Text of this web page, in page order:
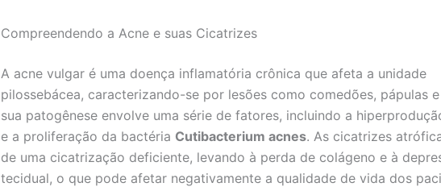
Compreendendo a Acne e suas Cicatrizes
A acne vulgar é uma doença inflamatória crônica que afeta a unidade
pilossebácea, caracterizando-se por lesões como comedões, pápulas
sua patogênese envolve uma série de fatores, incluindo a
e a proliferação da bactéria Cutibacterium acnes. As cicatrizes
de uma cicatrização deficiente, levando à perda de colágeno e à
tecidual, o que pode afetar negativamente a qualidade de vida dos